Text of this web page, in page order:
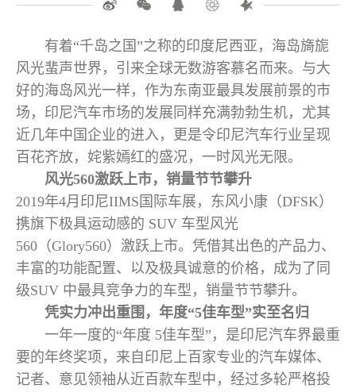
有着“千岛之国”之称的印度尼西亚，海岛旖旎
风光蜚声世界，引来全球无数游客慕名而来。与大
好的海岛风光一样，作为东南亚最具发展前景的市
场，印尼汽车市场的发展同样充满勃勃生机，尤其
近几年中国企业的进入，更是令印尼汽车行业呈现
百花齐放，姹紫嫣红的盛况，一时风光无限。
风光560激跃上市，销量节节攀升
2019年4月印尼IIMS国际车展，东风小康（DFSK）
携旗下极具运动感的 SUV 车型风光
560（Glory560）激跃上市。凭借其出色的产品力、
丰富的功能配置、以及极具诚意的价格，成为了同
级SUV 中最具竞争力的车型，销量节节攀升。
凭实力冲出重围，年度“5佳车型”实至名归
一年一度的“年度 5佳车型”，是印尼汽车界最重
要的年终奖项，来自印尼上百家专业的汽车媒体、
记者、意见领袖从近百款车型中，经过多轮严格投